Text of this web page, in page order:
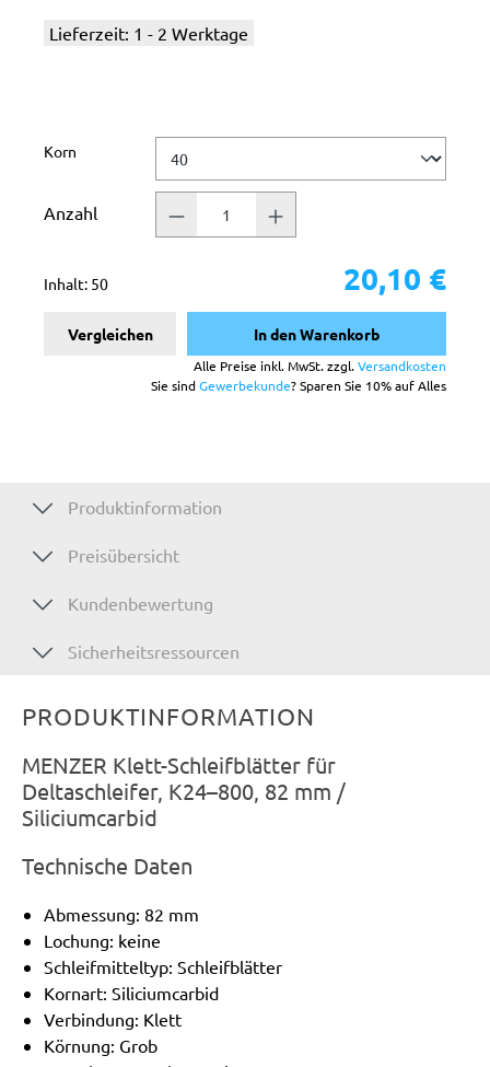
Lieferzeit: 1 - 2 Werktage
Korn
Anzahl
Inhalt: 50 20,10 €
Vergleichen In den Warenkorb
Alle Preise inkl. MwSt. zzgl.Versandkosten
Sie sindGewerbekunde? Sparen Sie 10% auf Alles
Produktinformation
Preisübersicht
Kundenbewertung
Sicherheitsressourcen
PRODUKTINFORMATION
MENZER Klett-Schleifblätter für
Deltaschleifer, K24–800, 82 mm /
Siliciumcarbid
Technische Daten
Abmessung: 82 mm
Lochung: keine
Schleifmitteltyp: Schleifblätter
Kornart: Siliciumcarbid
Verbindung: Klett
Körnung: Grob